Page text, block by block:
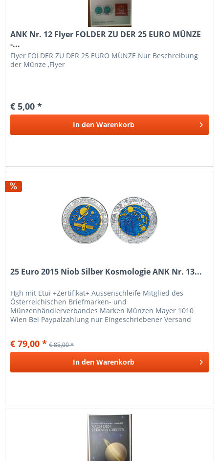
ANK Nr. 12 Flyer FOLDER ZU DER 25 EURO MÜNZE
-...
Flyer FOLDER ZU DER 25 EURO MÜNZE Nur Beschreibung
der Münze ,Flyer
€ 5,00 *
In den Warenkorb
25 Euro 2015 Niob Silber Kosmologie ANK Nr. 13...
Hgh mit Etui +Zertifikat+ Aussenschleife Mitglied des
Österreichischen Briefmarken- und
Münzenhändlerverbandes Marken Münzen Mayer 1010
Wien Bei Paypalzahlung nur Eingeschriebener Versand
€ 79,00 * € 85,00 *
In den Warenkorb